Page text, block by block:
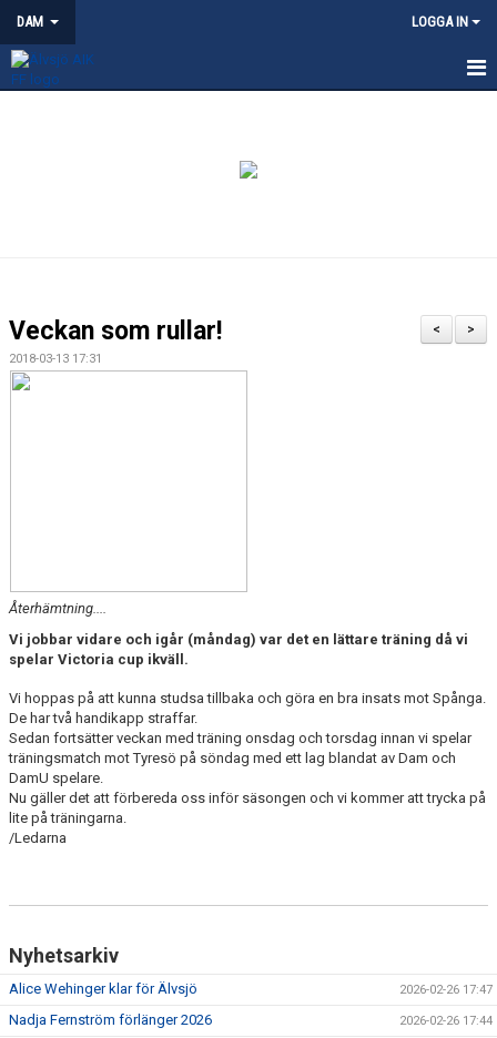
DAM LOGGA IN
MATCHER
>
<
Veckan som rullar!
2018-03-13 17:31
Återhämtning....
Vi jobbar vidare och igår (måndag) var det en lättare träning då vi
spelar Victoria cup ikväll.
Vi hoppas på att kunna studsa tillbaka och göra en bra insats mot Spånga.
De har två handikapp straffar.
Sedan fortsätter veckan med träning onsdag och torsdag innan vi spelar
träningsmatch mot Tyresö på söndag med ett lag blandat av Dam och
DamU spelare.
Nu gäller det att förbereda oss inför säsongen och vi kommer att trycka på
lite på träningarna.
/Ledarna
Nyhetsarkiv
Alice Wehinger klar för Älvsjö 2026-02-26 17:47
Nadja Fernström förlänger 2026 2026-02-26 17:44